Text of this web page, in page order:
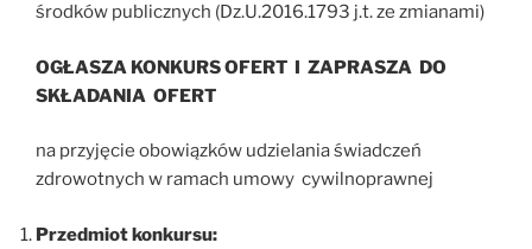
środków publicznych (Dz.U.2016.1793 j.t. ze zmianami)
OGŁASZA KONKURS OFERT I ZAPRASZA DO
SKŁADANIA OFERT
na przyjęcie obowiązków udzielania świadczeń
zdrowotnych w ramach umowy cywilnoprawnej
Przedmiot konkursu: